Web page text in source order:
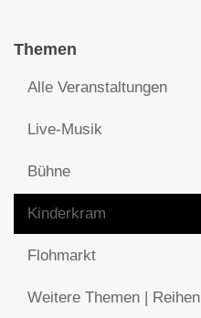
Themen
Alle Veranstaltungen
Live-Musik
Bühne
Kinderkram
Flohmarkt
Weitere Themen | Reihen